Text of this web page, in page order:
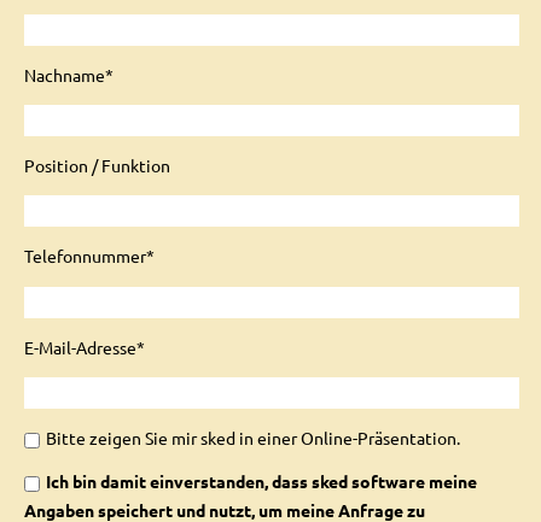
Nachname*
Position / Funktion
Telefonnummer*
E-Mail-Adresse*
Bitte zeigen Sie mir sked in einer Online-Präsentation.
Ich bin damit einverstanden, dass sked software meine
Angaben speichert und nutzt, um meine Anfrage zu